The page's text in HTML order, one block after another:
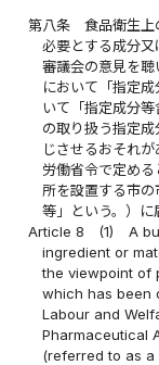
第八条
食品衛生上
必要とする成分
審議会の意見を
において「指定
いて「指定成分
の取り扱う指定
じさせるおそれ
労働省令で定め
所を設置する市
等」という。）に
Article 8
(1)
A
ingredient or
the viewpoint of
which has been
Labour and
Pharmaceutical
(referred to as